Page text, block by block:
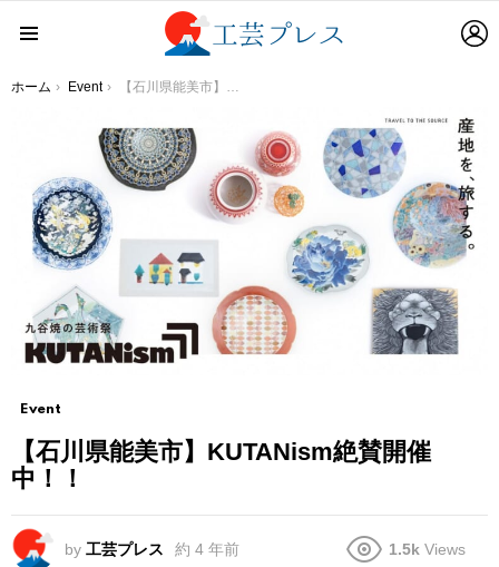
You are here:
ホーム Event 【石川県能美市】KUTANism絶賛開催中！！
Event
【石川県能美市】KUTANism絶賛開催
中！！
by 工芸プレス 約 4 年前 1.5k Views